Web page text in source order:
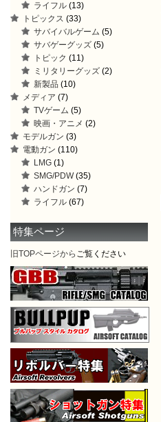
ライフル (13)
トピックス (33)
サバイバルゲーム (5)
サバゲーグッズ (5)
トピック (11)
ミリタリーグッズ (2)
新製品 (10)
メディア (7)
TVゲーム (5)
映画・アニメ (2)
モデルガン (3)
電動ガン (110)
LMG (1)
SMG/PDW(35)
ハンドガン (7)
ライフル (67)
特集ページ
旧TOPページから ご覧ください